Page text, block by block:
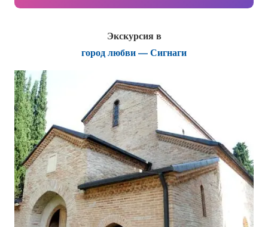
Экскурсия в
город любви — Сигнаги